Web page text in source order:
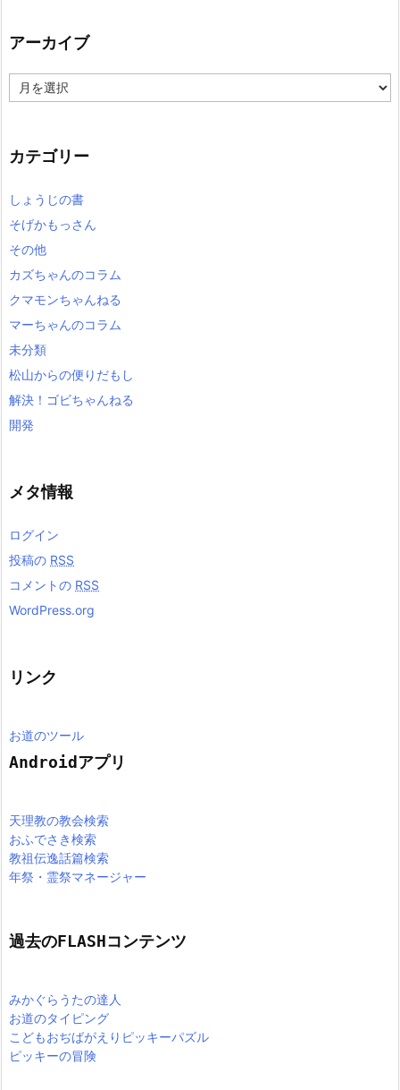
アーカイブ
ー
ブ
カテゴリー
しょうじの書
そげかもっさん
その他
カズちゃんのコラム
クマモンちゃんねる
マーちゃんのコラム
未分類
松山からの便りだもし
解決！ゴビちゃんねる
開発
メタ情報
ログイン
投稿の RSS
コメントの RSS
WordPress.org
リンク
お道のツール
Androidアプリ
天理教の教会検索
おふでさき検索
教祖伝逸話篇検索
年祭・霊祭マネージャー
過去のFLASHコンテンツ
みかぐらうたの達人
お道のタイピング
こどもおぢばがえりピッキーパズル
ピッキーの冒険